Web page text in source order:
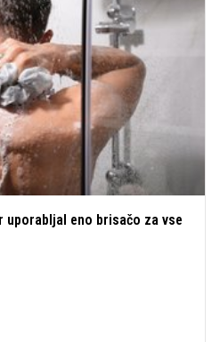
uporabljal eno brisačo za vse